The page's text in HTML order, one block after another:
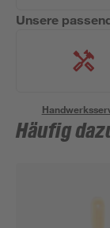
Unsere
Häufig